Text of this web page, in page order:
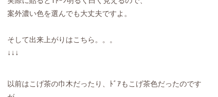
案外濃い色を選んでも大丈夫ですよ。
そして出来上がりはこちら。。。
↓↓↓
以前はこげ茶の巾木だったり、ﾄﾞｱもこげ茶色だったのです